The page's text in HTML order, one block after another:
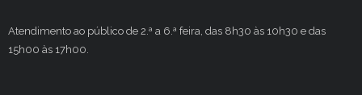
Atendimento ao público de 2.ª a 6.ª feira, das 8h30 às 10h30 e das
15h00 às 17h00.